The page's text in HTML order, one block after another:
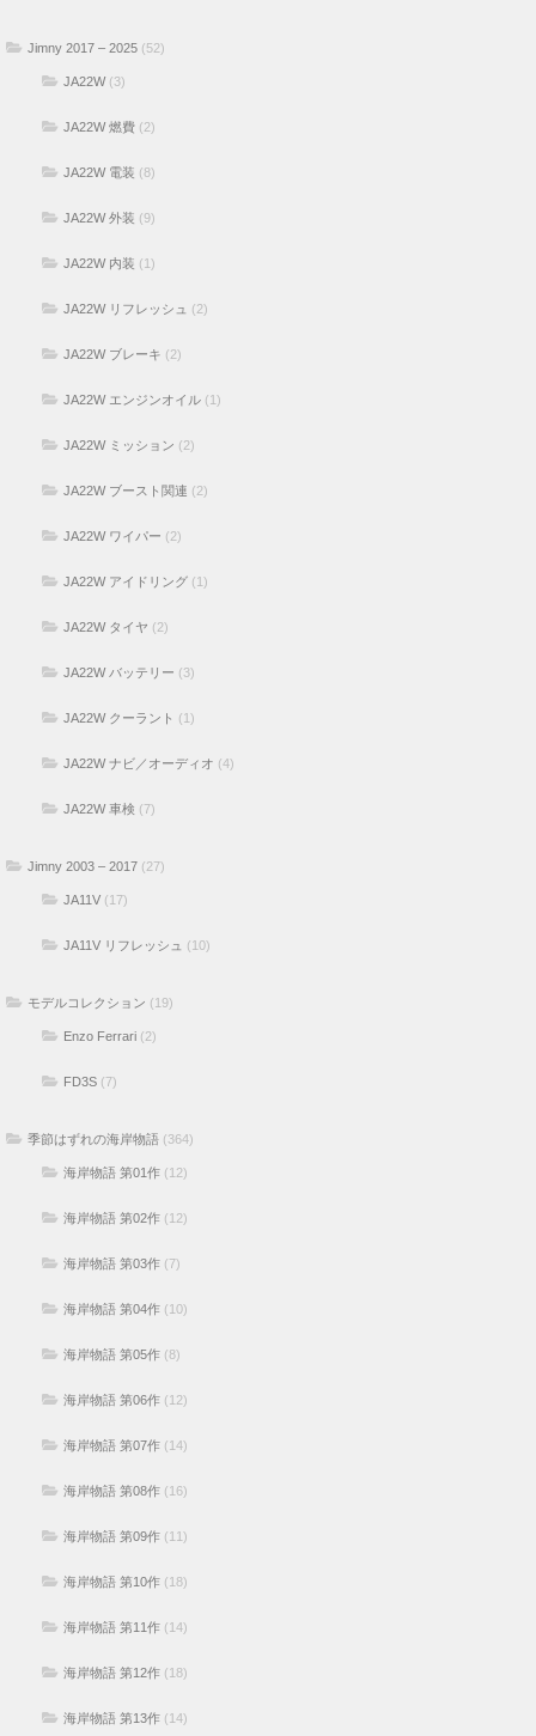
Jimny 2017 – 2025 (52)
JA22W(3)
JA22W 燃費 (2)
JA22W 電装 (8)
JA22W 外装 (9)
JA22W 内装 (1)
JA22W リフレッシュ (2)
JA22W ブレーキ (2)
JA22W エンジンオイル (1)
JA22W ミッション (2)
JA22W ブースト関連 (2)
JA22W ワイパー (2)
JA22W アイドリング (1)
JA22W タイヤ (2)
JA22W バッテリー (3)
JA22W クーラント (1)
JA22W ナビ／オーディオ (4)
JA22W 車検 (7)
Jimny 2003 – 2017 (27)
JA11V (17)
JA11V リフレッシュ (10)
モデルコレクション (19)
Enzo Ferrari (2)
FD3S (7)
季節はずれの海岸物語 (364)
海岸物語 第01作 (12)
海岸物語 第02作 (12)
海岸物語 第03作 (7)
海岸物語 第04作 (10)
海岸物語 第05作 (8)
海岸物語 第06作 (12)
海岸物語 第07作 (14)
海岸物語 第08作 (16)
海岸物語 第09作 (11)
海岸物語 第10作 (18)
海岸物語 第11作 (14)
海岸物語 第12作 (18)
海岸物語 第13作 (14)